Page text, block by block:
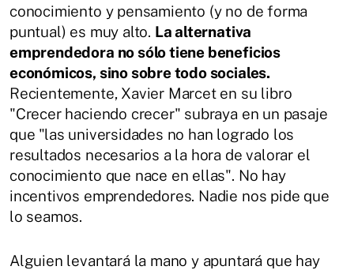
conocimiento y pensamiento (y no de forma
puntual) es muy alto. La alternativa
emprendedora no sólo tiene beneficios
económicos, sino sobre todo sociales.
Recientemente, Xavier Marcet en su libro
"Crecer haciendo crecer" subraya en un pasaje
que "las universidades no han logrado los
resultados necesarios a la hora de valorar el
conocimiento que nace en ellas". No hay
incentivos emprendedores. Nadie nos pide que
lo seamos.
Alguien levantará la mano y apuntará que hay